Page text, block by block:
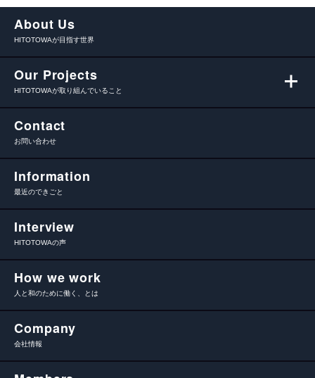
About Us
HITOTOWAが目指す世界
Our Projects
HITOTOWAが取り組んでいること
Contact
お問い合わせ
Information
最近のできごと
Interview
HITOTOWAの声
How we work
人と和のために働く、とは
Company
会社情報